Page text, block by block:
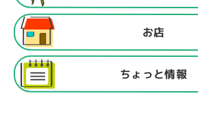
お店
ちょっと情報